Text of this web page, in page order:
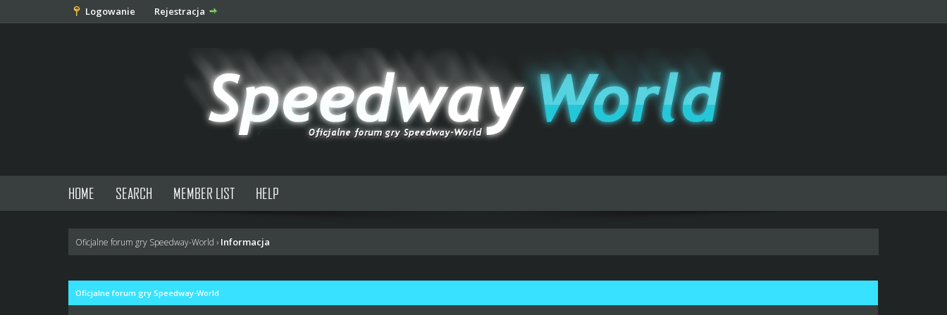
Logowanie Rejestracja
HOME SEARCH MEMBER LIST HELP
Oficjalne forum gry Speedway-World › Informacja
Oficjalne forum gry Speedway-World